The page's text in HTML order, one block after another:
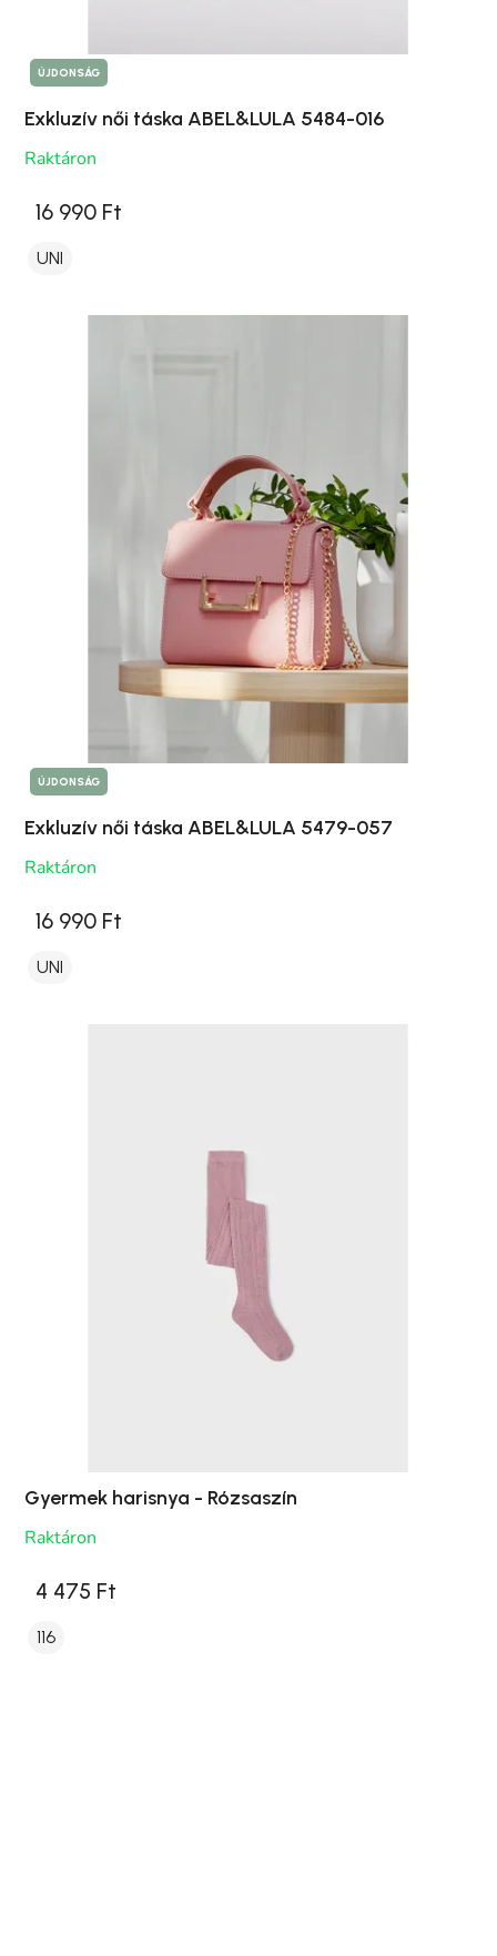
ÚJDONSÁG
Exkluzív női táska ABEL&LULA 5484-016
Raktáron
16 990 Ft
UNI
ÚJDONSÁG
Exkluzív női táska ABEL&LULA 5479-057
Raktáron
16 990 Ft
UNI
Gyermek harisnya - Rózsaszín
Raktáron
4 475 Ft
116